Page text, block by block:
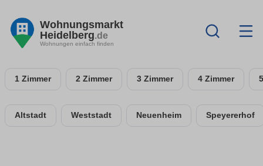
Wohnungsmarkt
Heidelberg.de
Wohnungen einfach finden
1 Zimmer 2 Zimmer 3 Zimmer 4 Zimmer
Altstadt Weststadt Neuenheim Speyererhof